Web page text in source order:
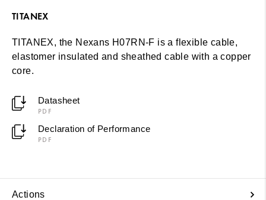
TITANEX
TITANEX, the Nexans H07RN-F is a flexible cable,
elastomer insulated and sheathed cable with a copper
core.
Datasheet
PDF
Declaration of Performance
PDF
Actions